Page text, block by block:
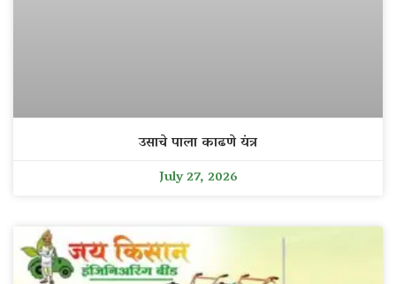
उसाचे पाला काढणे यंत्र
July 27, 2026